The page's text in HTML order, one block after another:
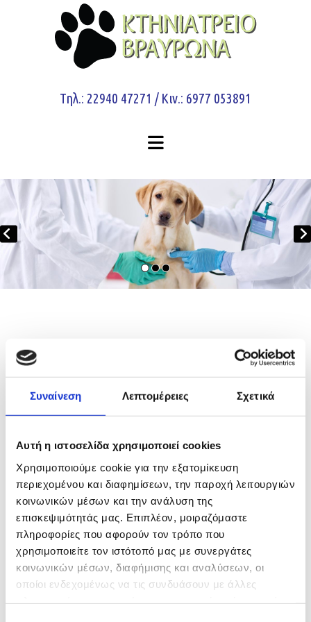
Συναίνεση Λεπτομέρειες Σχετικά
Αυτή η ιστοσελίδα χρησιμοποιεί cookies
Χρησιμοποιούμε cookie για την εξατομίκευση
περιεχομένου και διαφημίσεων, την παροχή λειτουργιών
κοινωνικών μέσων και την ανάλυση της
επισκεψιμότητάς μας. Επιπλέον, μοιραζόμαστε
πληροφορίες που αφορούν τον τρόπο που
χρησιμοποιείτε τον ιστότοπό μας με συνεργάτες
κοινωνικών μέσων, διαφήμισης και αναλύσεων, οι
οποίοι ενδεχομένως να τις συνδυάσουν με άλλες
Τηλ.: 22940 47271 / Κιν.: 6977 053891
ΥΠΗΡΕΣΙΕΣ ΚΤΗΝΙΑΤΡΟΥ
Στοκτηνιατρείο τουΑριστοτέλη
Χατζηκώσταπαρέχονταιιατρικές
την αγάπη για τα ζώα. Όλες οι περιπτώσεις
αντιμετωπίζονται με τον ίδιο ζήλο και υψηλό
αίσθημα ευθύνης, ενώ στόχος είναι, πάντα, η
παροχή άρτιων κτηνιατρικών υπηρεσιών και η
γρήγορη αποκατάσταση της υγείας των ζώων.
Γενική κτηνιατρική φροντίδα
Μικροβιολογικές καλλιέργειες
Διαγνωστικά τεστ
Αιματολογικές εξετάσεις